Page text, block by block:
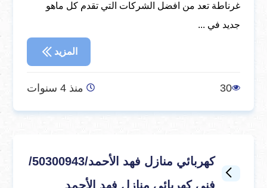
غرناطة تعد من افضل الشركات التي تقدم كل ماهو
جديد في ...
المزيد
30 منذ 4 سنوات
كهربائي منازل فهد الأحمد/50300943/
فني كهربائي منازل فهد الأحمد